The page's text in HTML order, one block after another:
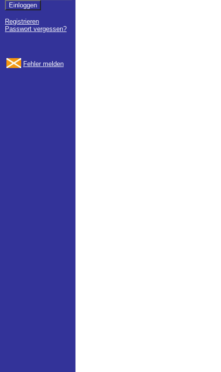
Registrieren
Passwort vergessen?
Fehler melden